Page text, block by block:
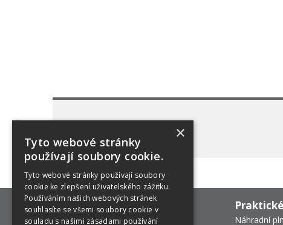
Náhradní
×
Tyto webové stránky
používají soubory cookie.
Tyto webové stránky používají soubory
cookie ke zlepšení uživatelského zážitku.
Používáním našich webových stránek
souhlasíte se všemi soubory cookie v
souladu s našimi zásadami používání